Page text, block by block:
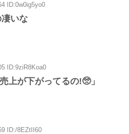
ID:0w0ig5yo0
いな
ID:9ziR8Koa0
上が下がってるの!🥺」
ID:/8EZtII60